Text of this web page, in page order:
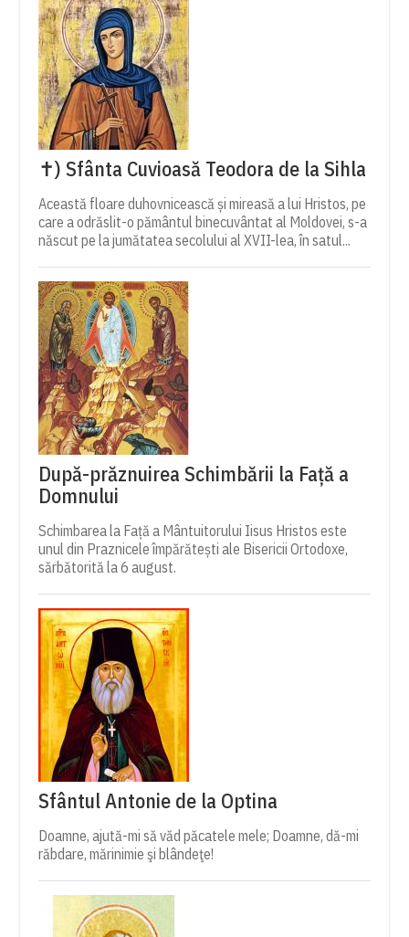
✝) Sfânta Cuvioasă Teodora de la Sihla
Această floare duhovnicească și mireasă a lui Hristos, pe
care a odrăslit-o pământul binecuvântat al Moldovei, s-a
născut pe la jumătatea secolului al XVII-lea, în satul...
După-prăznuirea Schimbării la Față a
Domnului
Schimbarea la Față a Mântuitorului Iisus Hristos este
unul din Praznicele împărătești ale Bisericii Ortodoxe,
sărbătorită la 6 august.
Sfântul Antonie de la Optina
Doamne, ajută-mi să văd păcatele mele; Doamne, dă-mi
răbdare, mărinimie şi blândeţe!